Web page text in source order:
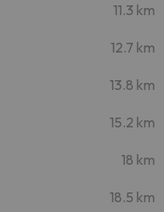
11.3 km
12.7 km
13.8 km
15.2 km
18 km
18.5 km